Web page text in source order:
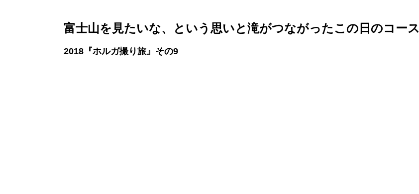
富士山を見たいな、という思いと滝がつながったこの日のコース
2018『ホルガ撮り旅』その9